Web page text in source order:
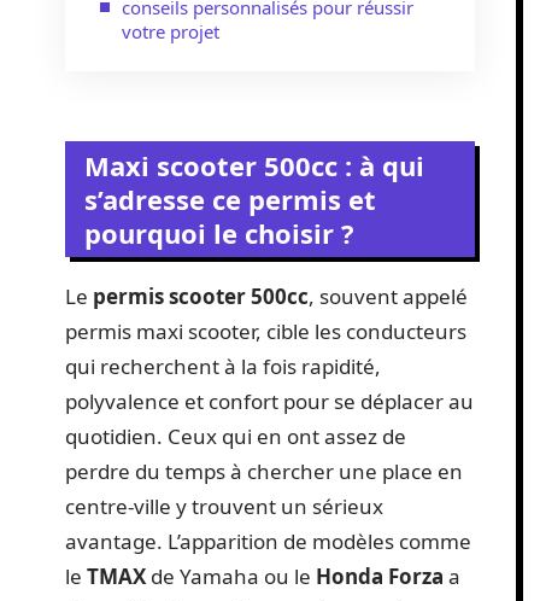
conseils personnalisés pour réussir
votre projet
Maxi scooter 500cc : à qui
s’adresse ce permis et
pourquoi le choisir ?
Le permis scooter 500cc, souvent appelé
permis maxi scooter, cible les conducteurs
qui recherchent à la fois rapidité,
polyvalence et confort pour se déplacer au
quotidien. Ceux qui en ont assez de
perdre du temps à chercher une place en
centre-ville y trouvent un sérieux
avantage. L’apparition de modèles comme
le TMAX de Yamaha ou le Honda Forza a